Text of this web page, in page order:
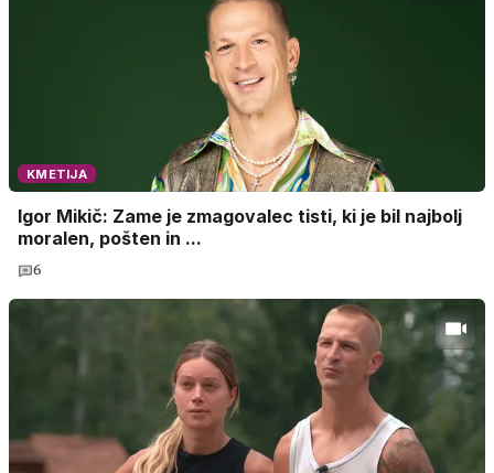
KMETIJA
Igor Mikič: Zame je zmagovalec tisti, ki je bil najbolj
moralen, pošten in ...
6